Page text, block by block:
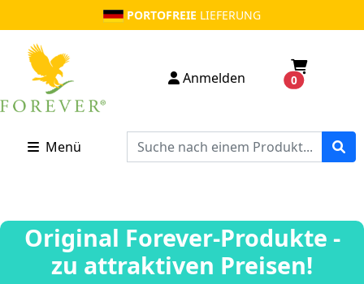
PORTOFREIE LIEFERUNG
Anmelden 0
Menü
Original Forever-Produkte -
zu attraktiven Preisen!